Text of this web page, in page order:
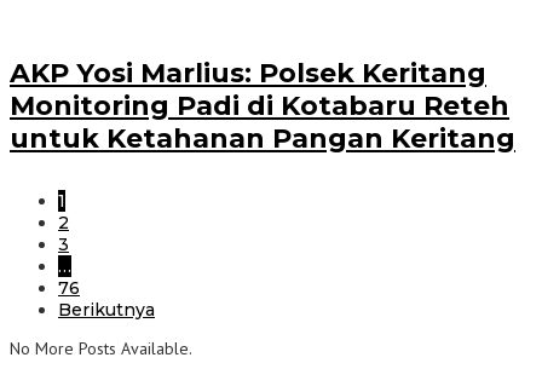
AKP Yosi Marlius: Polsek Keritang
Monitoring Padi di Kotabaru Reteh
untuk Ketahanan Pangan Keritang
1
2
3
…
76
Berikutnya
No More Posts Available.